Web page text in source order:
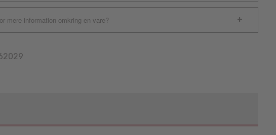
mere information omkring en vare?